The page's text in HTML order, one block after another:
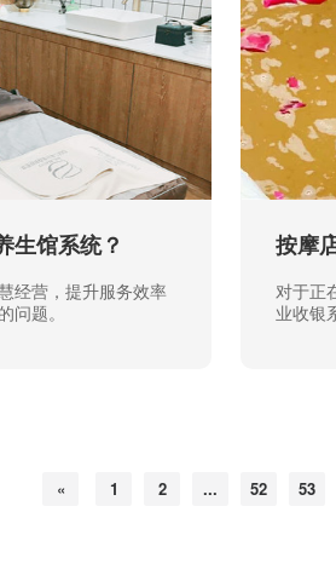
生馆系统？
经营，提升服务效率
问题。
按摩
对于正
业收银
« 1 2 ... 52 53